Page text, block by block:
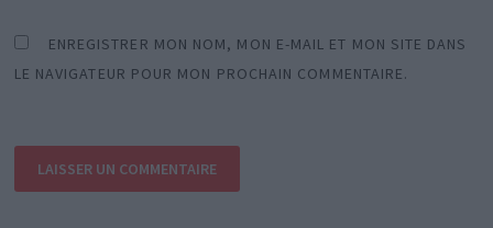
ENREGISTRER MON NOM, MON E-MAIL ET MON SITE DANS
LE NAVIGATEUR POUR MON PROCHAIN COMMENTAIRE.